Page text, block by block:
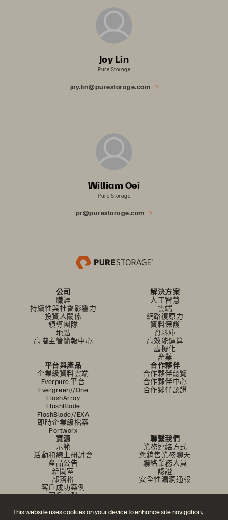
This website uses cookies on your device to enhance site navigation,
Joy Lin
Pure Storage
joy.lin@purestorage.com
William Oei
Pure Storage
pr@purestorage.com
公司
職涯
持續性與社會影響力
投資人關係
領導團隊
地點
高階主管簡報中心
解決方案
人工智慧
雲端
網路復原力
資料保護
資料庫
高效能運算
虛擬化
產業
平台與產品
企業級資料雲端
Everpure 平台
Evergreen//One
FlashArray
FlashBlade
FlashBlade//EXA
即時企業級檔案
Portworx
合作夥伴
合作夥伴總覽
合作夥伴中心
合作夥伴認證
資源
示範
活動和線上研討會
產品公告
新聞室
部落格
客戶成功案例
客戶社群
聯繫我們
業務連絡方式
與銷售業務聊天
聯絡業務人員
認證
安全性漏洞通報